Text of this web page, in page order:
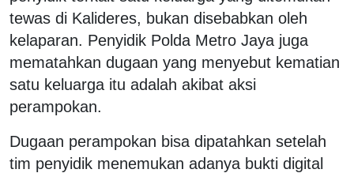
tewas di Kalideres, bukan disebabkan oleh
kelaparan. Penyidik Polda Metro Jaya juga
mematahkan dugaan yang menyebut kematian
satu keluarga itu adalah akibat aksi
perampokan.
Dugaan perampokan bisa dipatahkan setelah
tim penyidik menemukan adanya bukti digital